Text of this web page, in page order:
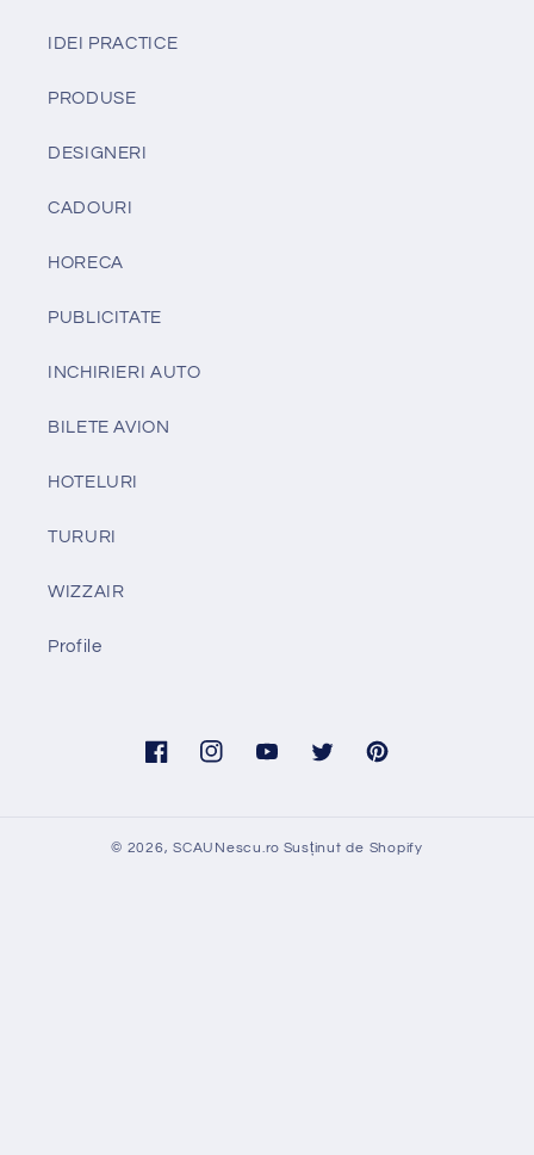
IDEI PRACTICE
PRODUSE
DESIGNERI
CADOURI
HORECA
PUBLICITATE
INCHIRIERI AUTO
BILETE AVION
HOTELURI
TURURI
WIZZAIR
Profile
FacebookInstagramYouTubeTwitter Pinterest
© 2026,SCAUNescu.ro Susținut de Shopify